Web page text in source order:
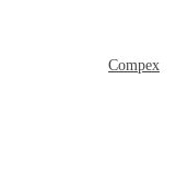
Compex